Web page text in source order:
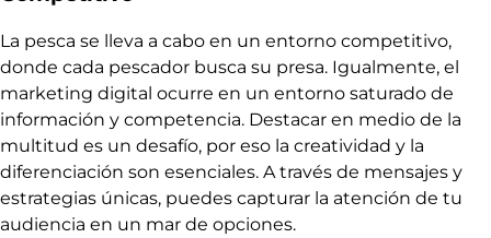
La pesca se lleva a cabo en un entorno competitivo,
donde cada pescador busca su presa. Igualmente, el
marketing digital ocurre en un entorno saturado de
información y competencia. Destacar en medio de la
multitud es un desafío, por eso la creatividad y la
diferenciación son esenciales. A través de mensajes y
estrategias únicas, puedes capturar la atención de tu
audiencia en un mar de opciones.